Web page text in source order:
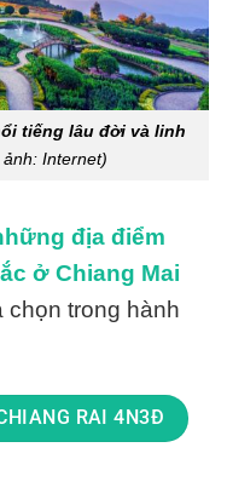
tiếng lâu đời và linh
Internet)
địa điểm
ở Chiang Mai
trong hành
RAI 4N3Đ